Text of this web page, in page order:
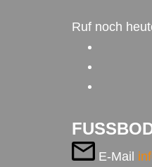
Ruf noch
E-Mail